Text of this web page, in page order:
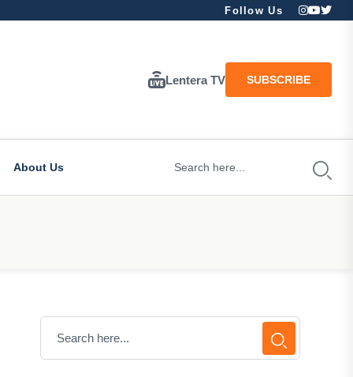
Follow Us
Lentera TV SUBSCRIBE
About Us